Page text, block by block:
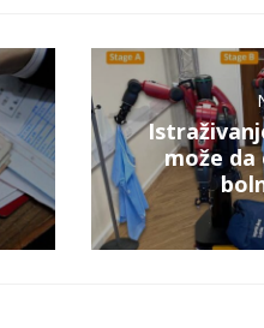
može da